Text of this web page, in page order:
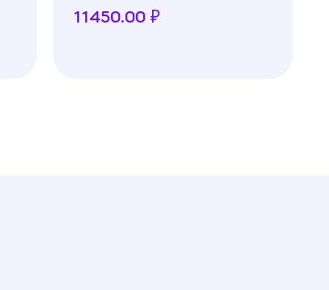
11450.00 ₽